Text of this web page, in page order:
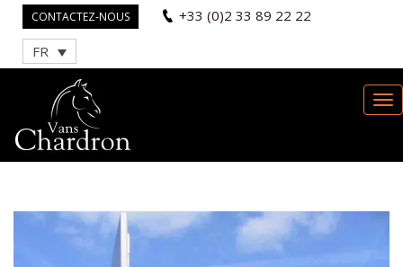
CONTACTEZ-NOUS +33 (0)2 33 89 22 22
FR